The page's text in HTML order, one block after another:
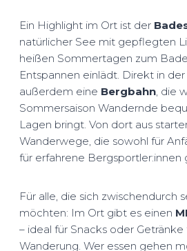
Ein Highlight im Ort ist der
natürlicher See mit gepflegten
heißen Sommertagen zum
Entspannen einlädt. Direkt in
außerdem eine Bergbahn, die
Sommersaison Wandernde
Lagen bringt. Von dort aus
Wanderwege, die sowohl für
für erfahrene Bergsportler:innen
Für alle, die sich zwischendurch
möchten: Im Ort gibt es einen
– ideal für Snacks oder Getränke
Wanderung. Wer essen gehen